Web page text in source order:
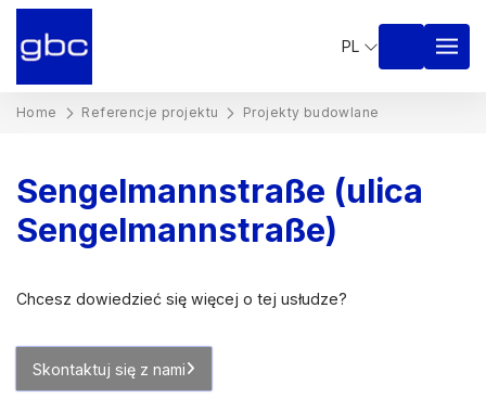
PL
Home Referencje projektu Projekty budowlane
Sengelmannstraße (ulica
Sengelmannstraße)
Chcesz dowiedzieć się więcej o tej usłudze?
Skontaktuj się z nami